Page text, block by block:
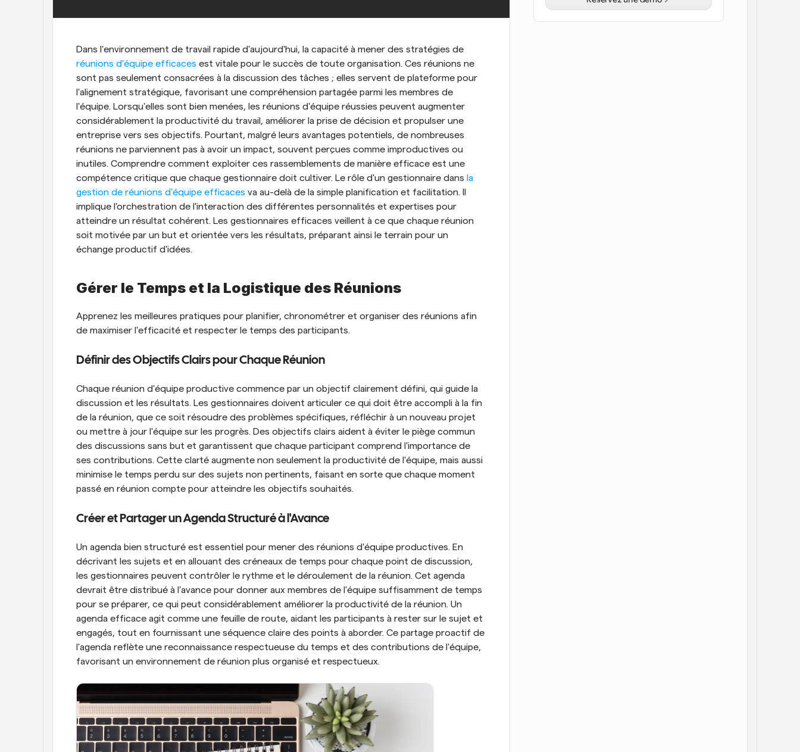
Dans l'environnement de travail rapide d'aujourd'hui, la capacité à mener des stratégies de
réunions d'équipe efficaces est vitale pour le succès de toute organisation. Ces réunions ne
sont pas seulement consacrées à la discussion des tâches ; elles servent de plateforme pour
l'alignement stratégique, favorisant une compréhension partagée parmi les membres de
l'équipe. Lorsqu'elles sont bien menées, les réunions d'équipe réussies peuvent augmenter
considérablement la productivité du travail, améliorer la prise de décision et propulser une
entreprise vers ses objectifs. Pourtant, malgré leurs avantages potentiels, de nombreuses
réunions ne parviennent pas à avoir un impact, souvent perçues comme improductives ou
inutiles. Comprendre comment exploiter ces rassemblements de manière efficace est une
compétence critique que chaque gestionnaire doit cultiver. Le rôle d'un gestionnaire dans la
gestion de réunions d'équipe efficaces va au-delà de la simple planification et facilitation. Il
implique l'orchestration de l'interaction des différentes personnalités et expertises pour
atteindre un résultat cohérent. Les gestionnaires efficaces veillent à ce que chaque réunion
soit motivée par un but et orientée vers les résultats, préparant ainsi le terrain pour un
échange productif d'idées.
Gérer le Temps et la Logistique des Réunions
Apprenez les meilleures pratiques pour planifier, chronométrer et organiser des réunions afin
de maximiser l'efficacité et respecter le temps des participants.
Définir des Objectifs Clairs pour Chaque Réunion
Chaque réunion d'équipe productive commence par un objectif clairement défini, qui guide la
discussion et les résultats. Les gestionnaires doivent articuler ce qui doit être accompli à la fin
de la réunion, que ce soit résoudre des problèmes spécifiques, réfléchir à un nouveau projet
ou mettre à jour l'équipe sur les progrès. Des objectifs clairs aident à éviter le piège commun
des discussions sans but et garantissent que chaque participant comprend l'importance de
ses contributions. Cette clarté augmente non seulement la productivité de l'équipe, mais aussi
minimise le temps perdu sur des sujets non pertinents, faisant en sorte que chaque moment
passé en réunion compte pour atteindre les objectifs souhaités.
Créer et Partager un Agenda Structuré à l'Avance
Un agenda bien structuré est essentiel pour mener des réunions d'équipe productives. En
décrivant les sujets et en allouant des créneaux de temps pour chaque point de discussion,
les gestionnaires peuvent contrôler le rythme et le déroulement de la réunion. Cet agenda
devrait être distribué à l'avance pour donner aux membres de l'équipe suffisamment de temps
pour se préparer, ce qui peut considérablement améliorer la productivité de la réunion. Un
agenda efficace agit comme une feuille de route, aidant les participants à rester sur le sujet et
engagés, tout en fournissant une séquence claire des points à aborder. Ce partage proactif de
l'agenda reflète une reconnaissance respectueuse du temps et des contributions de l'équipe,
favorisant un environnement de réunion plus organisé et respectueux.